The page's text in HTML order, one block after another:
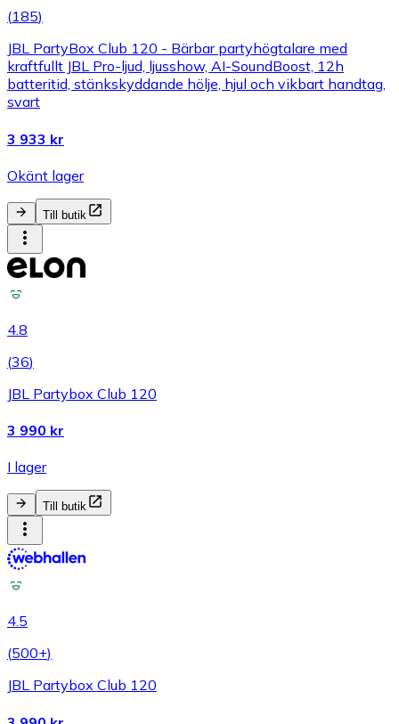
(185)
JBL PartyBox Club 120 - Bärbar partyhögtalare med
kraftfullt JBL Pro-ljud, ljusshow, AI-SoundBoost, 12h
batteritid, stänkskyddande hölje, hjul och vikbart handtag,
svart
3 933 kr
Okänt lager
Till butik
4.8
(36)
JBL Partybox Club 120
3 990 kr
I lager
Till butik
4.5
(500+)
JBL Partybox Club 120